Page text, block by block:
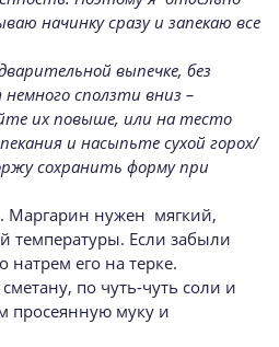
начинку сразу и запекаю все
выпечке, без
сползти вниз –
их повыше, или на тесто
и насыпьте сухой горох/
сохранить форму при
Маргарин нужен мягкий,
температуры. Если забыли
натрем его на терке.
по чуть-чуть соли и
просеянную муку и